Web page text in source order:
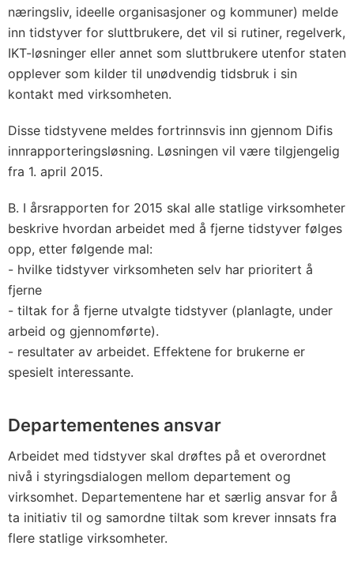
næringsliv, ideelle organisasjoner og kommuner) melde
inn tidstyver for sluttbrukere, det vil si rutiner, regelverk,
IKT-løsninger eller annet som sluttbrukere utenfor staten
opplever som kilder til unødvendig tidsbruk i sin
kontakt med virksomheten.
Disse tidstyvene meldes fortrinnsvis inn gjennom Difis
innrapporteringsløsning. Løsningen vil være tilgjengelig
fra 1. april 2015.
B. I årsrapporten for 2015 skal alle statlige virksomheter
beskrive hvordan arbeidet med å fjerne tidstyver følges
opp, etter følgende mal:
- hvilke tidstyver virksomheten selv har prioritert å
fjerne
- tiltak for å fjerne utvalgte tidstyver (planlagte, under
arbeid og gjennomførte).
- resultater av arbeidet. Effektene for brukerne er
spesielt interessante.
Departementenes ansvar
Arbeidet med tidstyver skal drøftes på et overordnet
nivå i styringsdialogen mellom departement og
virksomhet. Departementene har et særlig ansvar for å
ta initiativ til og samordne tiltak som krever innsats fra
flere statlige virksomheter.